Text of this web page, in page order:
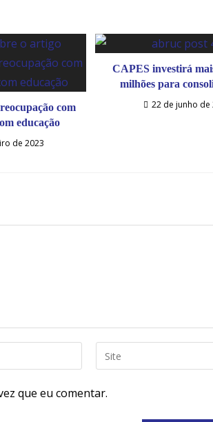
com
educação
de 2023
CAPES investirá
milhões para
22 de junho de
que eu comentar.